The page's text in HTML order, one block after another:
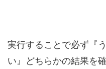
実行することで必ず『
い』どちらかの結果を